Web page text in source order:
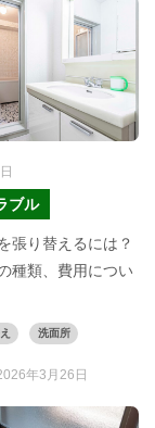
ブル
張り替えるには？
種類、費用につい
洗面所
年3月26日